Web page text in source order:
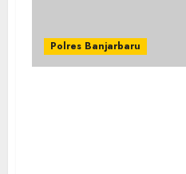
Polres Banjarbaru